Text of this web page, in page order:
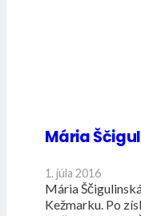
Mária
1. júla 2016
Mária
Kežmarku. Po